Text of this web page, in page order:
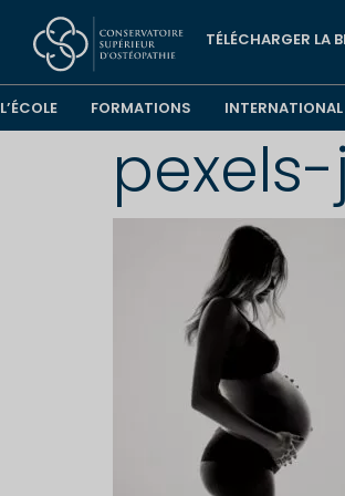
TÉLÉCHARGER LA
L’ÉCOLE FORMATIONS INTERNATIONAL